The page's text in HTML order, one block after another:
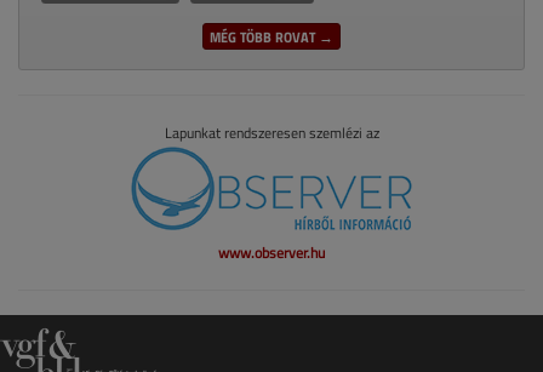
MÉG TÖBB ROVAT →
Lapunkat rendszeresen szemlézi az
www.observer.hu